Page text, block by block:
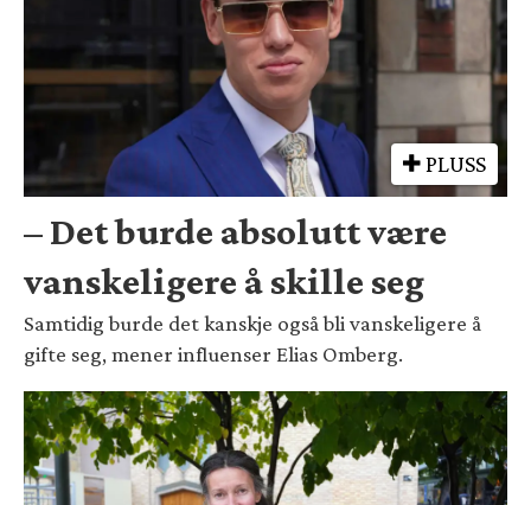
PLUSS
– Det burde absolutt være
vanskeligere å skille seg
Samtidig burde det kanskje også bli vanskeligere å
gifte seg, mener influenser Elias Omberg.